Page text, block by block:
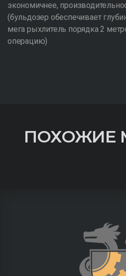
экономичнее,
(бульдозер обеспечивает
мега рыхлитель порядка 2
операцию)
ПОХОЖИЕ